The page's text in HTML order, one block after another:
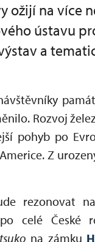
ožijí na více
ústavu
a
Rozvoj
pohyb po
Z
rezonovat
celé České
na zámku